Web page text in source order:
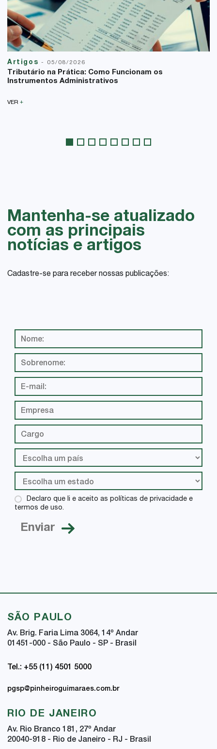
Artigos - 05/08/2026
Tributário na Prática: Como Funcionam os
Instrumentos Administrativos
VER +
Mantenha-se atualizado
com as principais
notícias e artigos
Cadastre-se para receber nossas publicações:
Declaro que li e aceito as políticas de privacidade e
termos de uso.
SÃO PAULO
Av. Brig. Faria Lima 3064, 14º Andar
01451-000 - São Paulo - SP - Brasil
Tel.: +55 (11) 4501 5000
pgsp@pinheiroguimaraes.com.br
RIO DE JANEIRO
Av. Rio Branco 181, 27º Andar
20040-918 - Rio de Janeiro - RJ - Brasil